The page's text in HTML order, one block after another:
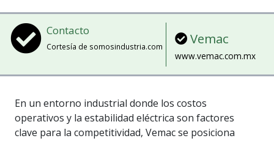
Contacto
Cortesía de somosindustria.com Vemac
www.vemac.com.mx
En un entorno industrial donde los costos
operativos y la estabilidad eléctrica son factores
clave para la competitividad, Vemac se posiciona